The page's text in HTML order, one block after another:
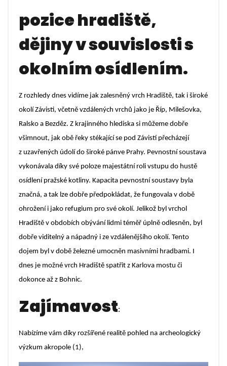
pozice hradiště,
dějiny v souvislosti s
okolním osídlením.
Z rozhledy dnes vidíme jak zalesněný vrch Hradiště, tak i široké
okolí Závisti, včetně vzdálených vrchů jako je Říp, Milešovka,
Ralsko a Bezděz. Z krajinného hlediska si můžeme dobře
všimnout, jak obě řeky stékající se pod Závistí přecházejí
z uzavřených údolí do široké pánve Prahy. Pevnostní soustava
vykonávala díky své poloze majestátní roli vstupu do hustě
osídlení pražské kotliny. Kapacita pevnostní soustavy byla
značná, a tak lze dobře předpokládat, že fungovala v době
ohrožení i jako refugium pro své okolí. Jelikož byl vrchol
Hradiště v obdobích obývání lidmi téměř úplně odlesněn, byl
dobře viditelný a nápadný i ze vzdálenějšího okolí. Tento
dojem byl v době železné umocněn masivními hradbami. I
dnes je možné vrch Hradiště spatřit z Karlova mostu či
dokonce až z Bohnic.
Zajímavost:
Nabízíme vám díky rozšířené realitě pohled na archeologický
výzkum akropole (1),